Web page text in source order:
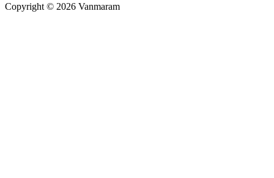
Copyright © 2026 Vanmaram